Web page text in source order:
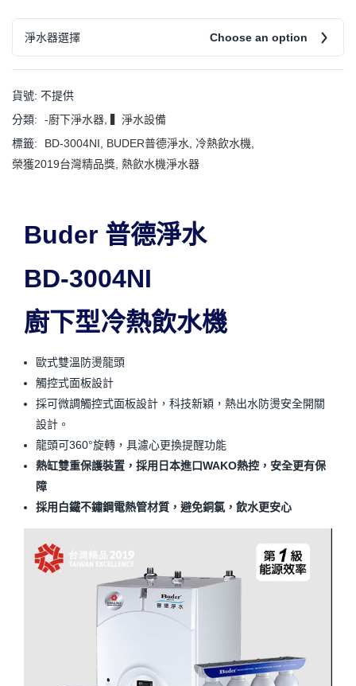
淨水器選擇 Choose an option
貨號: 不提供
分類:
-廚下淨水器
▍淨水設備
標籤:
BD-3004NI BUDER普德淨水 冷熱飲水機
榮獲2019台灣精品獎 熱飲水機淨水器
Buder 普德淨水
BD-3004NI
廚下型冷熱飲水機
歐式雙溫防燙龍頭
觸控式面板設計
採可微調觸控式面板設計，科技新穎，熱出水防燙安全開關
設計。
龍頭可360°旋轉，具濾心更換提醒功能
熱缸雙重保護裝置，採用日本進口WAKO熱控，安全更有保
障
採用白鐵不鏽鋼電熱管材質，避免銅氯，飲水更安心